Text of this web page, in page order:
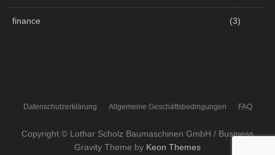
finance (3)
Datenschutzerklärung Allgemeine Geschäftsbedingungen FAQ
Copyright © Lothar Scholz Baumaschinen GmbH / Business
Gravity Theme by Keon Themes